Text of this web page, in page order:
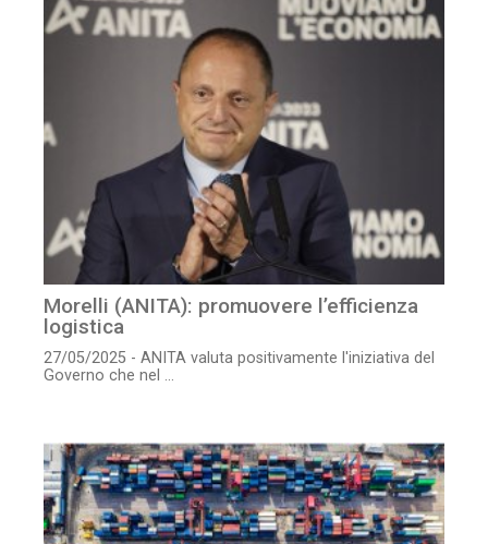
Morelli (ANITA): promuovere l’efficienza
logistica
27/05/2025 - ANITA valuta positivamente l'iniziativa del
Governo che nel ...